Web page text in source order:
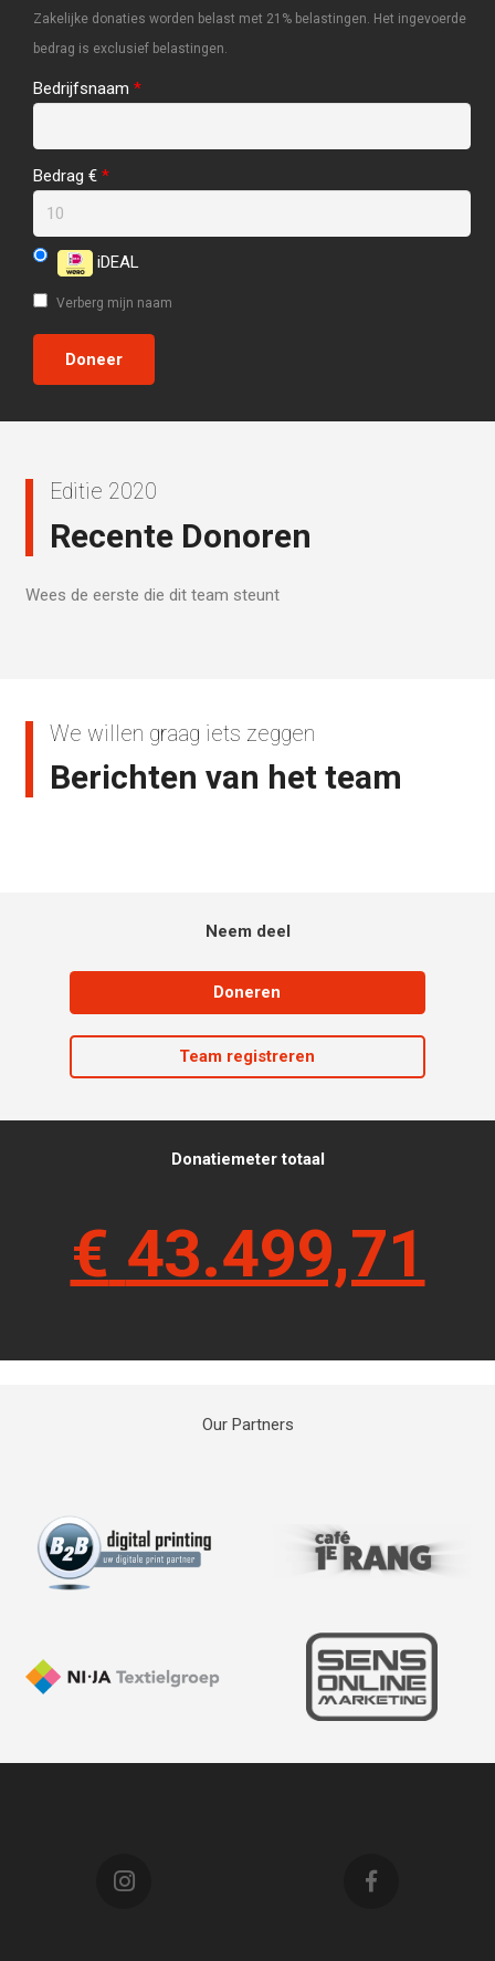
Zakelijke donaties worden belast met 21% belastingen. Het ingevoerde
bedrag is exclusief belastingen.
Bedrijfsnaam *
Bedrag € *
iDEAL
Verberg mijn naam
Editie 2020
Recente Donoren
Wees de eerste die dit team steunt
We willen graag iets zeggen
Berichten van het team
Neem deel
Doneren
Team registreren
Donatiemeter totaal
€ 43.499,71
Our Partners